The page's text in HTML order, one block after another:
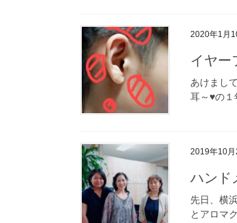
2020年1月
イヤー
あけまし
耳～♥️の
2019年10月
ハンド
先日、横
とアロマ